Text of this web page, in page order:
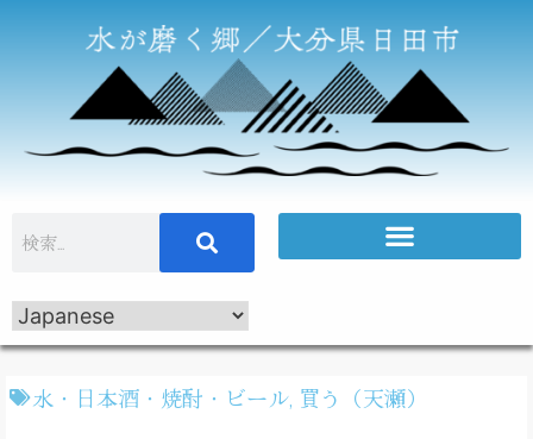
水・日本酒・焼酎・ビール, 買う（天瀬）